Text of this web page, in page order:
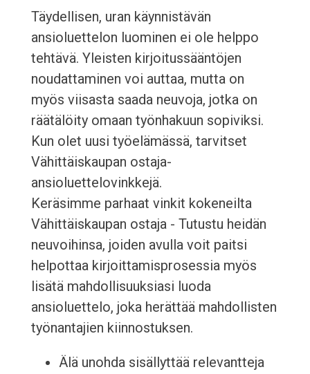
Täydellisen, uran käynnistävän
ansioluettelon luominen ei ole helppo
tehtävä. Yleisten kirjoitussääntöjen
noudattaminen voi auttaa, mutta on
myös viisasta saada neuvoja, jotka on
räätälöity omaan työnhakuun sopiviksi.
Kun olet uusi työelämässä, tarvitset
Vähittäiskaupan ostaja-
ansioluettelovinkkejä.
Keräsimme parhaat vinkit kokeneilta
Vähittäiskaupan ostaja - Tutustu heidän
neuvoihinsa, joiden avulla voit paitsi
helpottaa kirjoittamisprosessia myös
lisätä mahdollisuuksiasi luoda
ansioluettelo, joka herättää mahdollisten
työnantajien kiinnostuksen.
Älä unohda sisällyttää relevantteja